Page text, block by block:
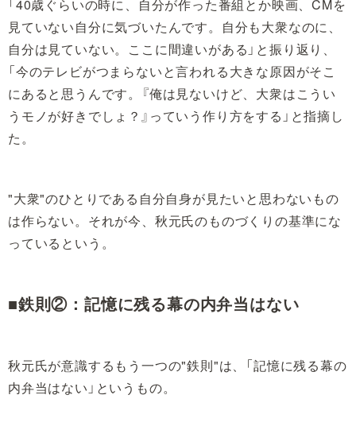
「40歳ぐらいの時に、自分が作った番組とか映画、CMを
見ていない自分に気づいたんです。自分も大衆なのに、
自分は見ていない。ここに間違いがある」と振り返り、
「今のテレビがつまらないと言われる大きな原因がそこ
にあると思うんです。『俺は見ないけど、大衆はこうい
うモノが好きでしょ？』っていう作り方をする」と指摘し
た。
"大衆"のひとりである自分自身が見たいと思わないもの
は作らない。それが今、秋元氏のものづくりの基準にな
っているという。
■鉄則②：記憶に残る幕の内弁当はない
秋元氏が意識するもう一つの"鉄則"は、「記憶に残る幕の
内弁当はない」というもの。